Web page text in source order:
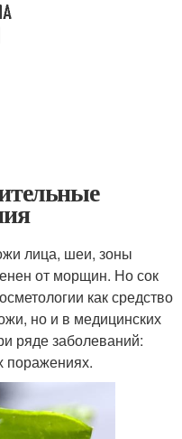
лица, шеи, зоны
от морщин. Но сок
как средство
но и в медицинских
ряде заболеваний:
поражениях.